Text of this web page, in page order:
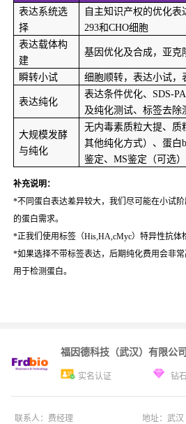
表达系统选
择
自主知识产权的优化
293和CHO细胞
表达载体构
建
基因优化及合成，亚克
瞬转小试 细胞顺转，表达小试，
表达纯化
表达条件优化、SDS-
及纯化测试、标签去除
大规模发酵
与纯化
无内毒素质粒大提、质
其他纯化方式）、蛋白
鉴定、MS鉴定（可选）
补充说明：
*不同蛋白表达差异较大，我们尽可能在小试
的蛋白需求。
*正我们使用标签（His,HA,cMyc）特异性抗体
*如果选择不带标签表达，后期纯化费用会非
用于检测蛋白。
福因德科技（武汉）有限公司
实名认证 钻
联系人： 费经理 地址： 武汉